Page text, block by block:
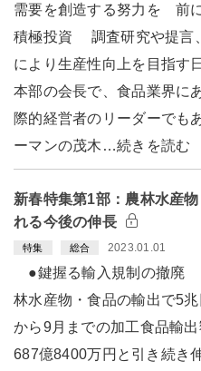
需要を創造する努力を 前
積極投資 調査研究や提言
により生産性向上を目指す
本部の会長で、食品業界に
際的経営者のリーダーでも
ーマンの茂木…続きを読む
新春特集第1部：農林水産
れる今後の伸長
特集 総合 2023.01.01
●鍵握る輸入規制の撤廃
林水産物・食品の輸出で5
から9月までの加工食品輸
687億8400万円と引き続き